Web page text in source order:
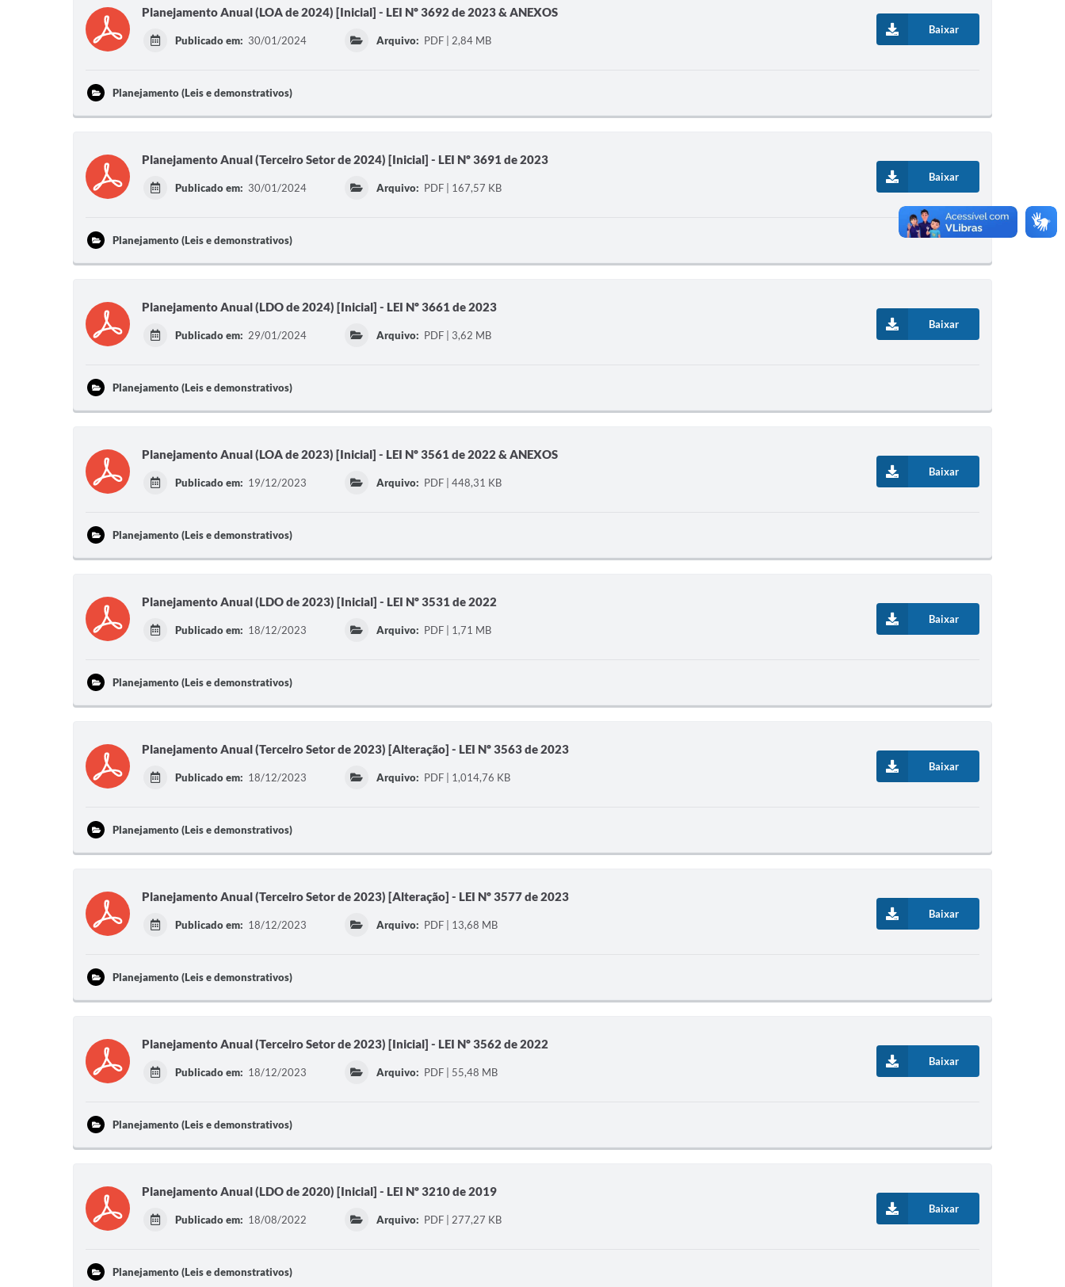
Planejamento Anual (LOA de 2024) [Inicial] - LEI Nº 3692 de 2023 & ANEXOS
Publicado em: 30/01/2024 Arquivo: PDF | 2,84 MB
Baixar
Planejamento (Leis e demonstrativos)
Planejamento Anual (Terceiro Setor de 2024) [Inicial] - LEI Nº 3691 de 2023
Publicado em: 30/01/2024 Arquivo: PDF | 167,57 KB
Baixar
Planejamento (Leis e demonstrativos)
Planejamento Anual (LDO de 2024) [Inicial] - LEI Nº 3661 de 2023
Publicado em: 29/01/2024 Arquivo: PDF | 3,62 MB
Baixar
Planejamento (Leis e demonstrativos)
Planejamento Anual (LOA de 2023) [Inicial] - LEI Nº 3561 de 2022 & ANEXOS
Publicado em: 19/12/2023 Arquivo: PDF | 448,31 KB
Baixar
Planejamento (Leis e demonstrativos)
Planejamento Anual (LDO de 2023) [Inicial] - LEI Nº 3531 de 2022
Publicado em: 18/12/2023 Arquivo: PDF | 1,71 MB
Baixar
Planejamento (Leis e demonstrativos)
Planejamento Anual (Terceiro Setor de 2023) [Alteração] - LEI Nº 3563 de 2023
Publicado em: 18/12/2023 Arquivo: PDF | 1,014,76 KB
Baixar
Planejamento (Leis e demonstrativos)
Planejamento Anual (Terceiro Setor de 2023) [Alteração] - LEI Nº 3577 de 2023
Publicado em: 18/12/2023 Arquivo: PDF | 13,68 MB
Baixar
Planejamento (Leis e demonstrativos)
Planejamento Anual (Terceiro Setor de 2023) [Inicial] - LEI Nº 3562 de 2022
Publicado em: 18/12/2023 Arquivo: PDF | 55,48 MB
Baixar
Planejamento (Leis e demonstrativos)
Planejamento Anual (LDO de 2020) [Inicial] - LEI Nº 3210 de 2019
Publicado em: 18/08/2022 Arquivo: PDF | 277,27 KB
Baixar
Planejamento (Leis e demonstrativos)